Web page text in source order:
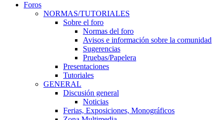
Foros
NORMAS/TUTORIALES
Sobre el foro
Normas del foro
Avisos e información sobre la comunidad
Sugerencias
Pruebas/Papelera
Presentaciones
Tutoriales
GENERAL
Discusión general
Noticias
Ferias, Exposiciones, Monográficos